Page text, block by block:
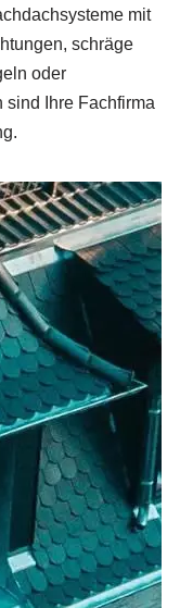
mit
schräge
oder
sind Ihre Fachfirma